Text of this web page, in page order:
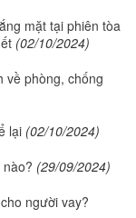
mặt tại phiên tòa
(02/10/2024)
về phòng, chống
lại (02/10/2024)
(29/09/2024)
người vay?